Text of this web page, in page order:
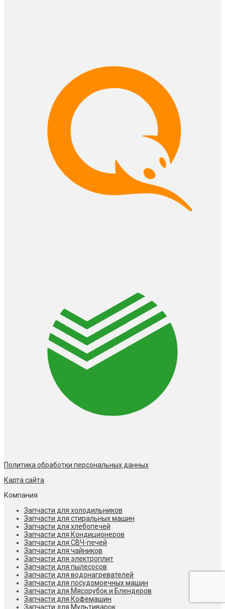
Политика обработки персональных данных
Карта сайта
Компания
Запчасти для холодильников
Запчасти для стиральных машин
Запчасти для хлебопечей
Запчасти для Кондиционеров
Запчасти для СВЧ-печей
Запчасти для чайников
Запчасти для электроплит
Запчасти для пылесосов
Запчасти для водонагревателей
Запчасти для посудомоечных машин
Запчасти для Мясорубок и Блендеров
Запчасти для Кофемашин
Запчасти для Мультиварок